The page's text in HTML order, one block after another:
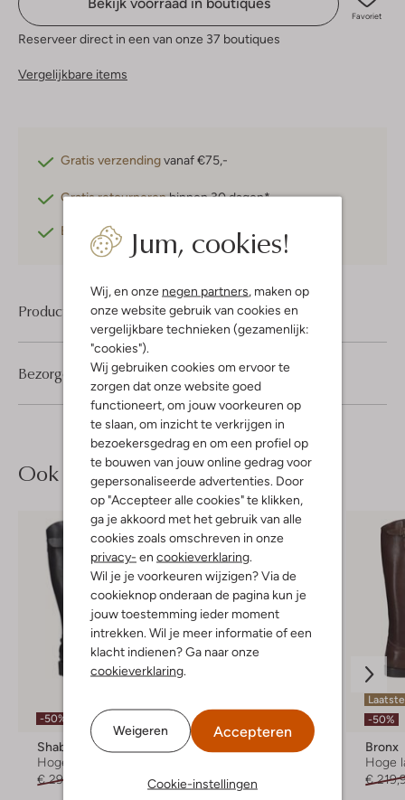
Jum, cookies!
Wij, en onze negen partners , maken op
onze website gebruik van cookies en
vergelijkbare technieken (gezamenlijk:
"cookies").
Wij gebruiken cookies om ervoor te
zorgen dat onze website goed
functioneert, om jouw voorkeuren op
te slaan, om inzicht te verkrijgen in
bezoekersgedrag en om een profiel op
te bouwen van jouw online gedrag voor
gepersonaliseerde advertenties. Door
op "Accepteer alle cookies" te klikken,
ga je akkoord met het gebruik van alle
cookies zoals omschreven in onze
privacy- en cookieverklaring
Wil je je voorkeuren wijzigen? Via de
cookieknop onderaan de pagina kun je
jouw toestemming ieder moment
intrekken. Wil je meer informatie of een
klacht indienen? Ga naar onze
cookieverklaring
Weigeren Accepteren
Cookie-instellingen
Favoriet
Reserveer direct in een van onze 37 boutiques
Vergelijkbare items
Gratis verzendingvanaf €75,-
Gratis retournerenbinnen 30 dagen*
Betaal achteraf
Product informatie
Bezorgen & retourneren
Ook iets voor jou?
-50%
Shabbies
Hoge laarzen
€ 299,95
Blasz
€ 199,95 € 99,99
-50%
Bronx
Hoge
€